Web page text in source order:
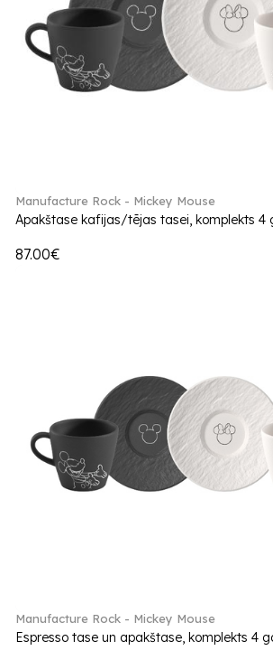
Manufacture Rock - Mickey Mouse
Apakštase kafijas/tējas tasei, komplekts 4
87.00€
Manufacture Rock - Mickey Mouse
Espresso tase un apakštase, komplekts 4